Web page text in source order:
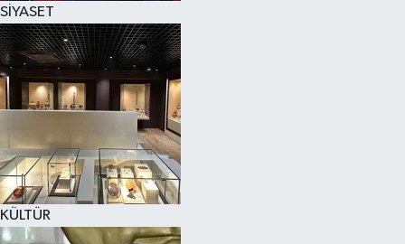
SİYASET
KÜLTÜR
SPOR
KÜLTÜR SANAT
FRAGMANLAR